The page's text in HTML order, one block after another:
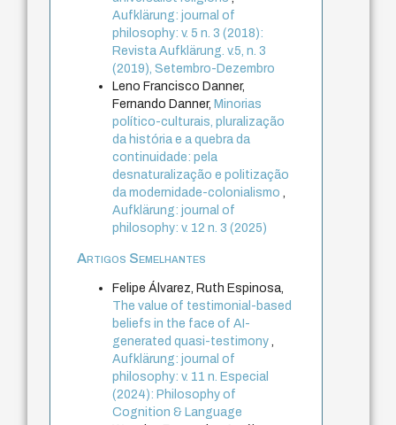
Aufklärung: journal of
philosophy: v. 5 n. 3 (2018):
Revista Aufklärung. v.5, n. 3
(2019), Setembro-Dezembro
Leno Francisco Danner,
Fernando Danner, Minorias
político-culturais, pluralização
da história e a quebra da
continuidade: pela
desnaturalização e politização
da modernidade-colonialismo,
Aufklärung: journal of
philosophy: v. 12 n. 3 (2025)
Artigos Semelhantes
Felipe Álvarez, Ruth Espinosa,
The value of testimonial-based
beliefs in the face of AI-
generated quasi-testimony,
Aufklärung: journal of
philosophy: v. 11 n. Especial
(2024): Philosophy of
Cognition & Language